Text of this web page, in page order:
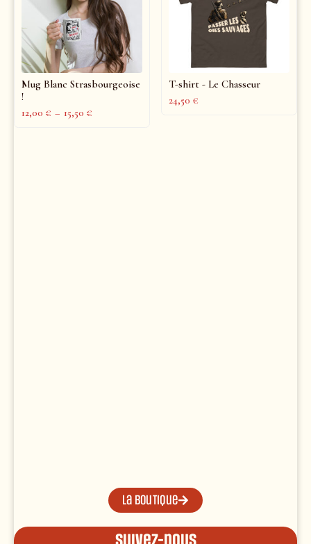
Mug Blanc Strasbourgeoise
!
12,00 € – 15,50 €
T-shirt - Le Chasseur
24,50 €
La boutique